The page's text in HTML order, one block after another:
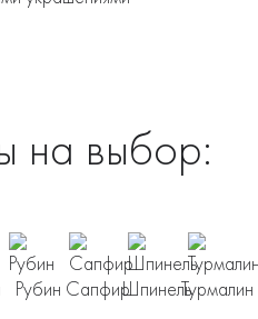
на выбор:
Рубин СапфирШпинельТурмалин